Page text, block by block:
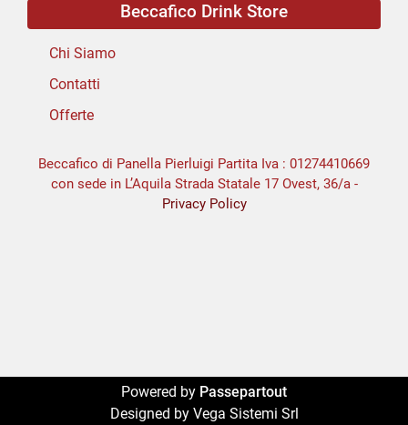
Beccafico Drink Store
Chi Siamo
Contatti
Offerte
Beccafico di Panella Pierluigi Partita Iva : 01274410669
con sede in L’Aquila Strada Statale 17 Ovest, 36/a -
Privacy Policy
Powered by Passepartout
Designed by Vega Sistemi Srl